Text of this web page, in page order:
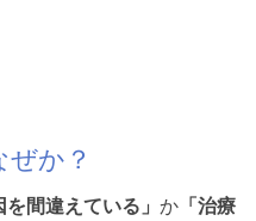
か？
を間違えている」 か 「治療